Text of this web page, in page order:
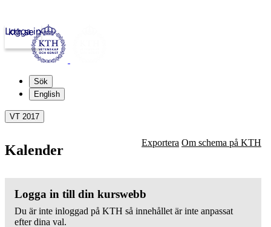
kth.se
Logga in
Sök
English
VT 2017
Kalender Exportera Om schema på KTH
Logga in till din kurswebb
Du är inte inloggad på KTH så innehållet är inte anpassat
efter dina val.